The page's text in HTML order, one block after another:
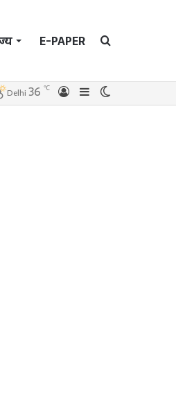
E-PAPER Search
Sidebar
Log
Delhi 36 ℃